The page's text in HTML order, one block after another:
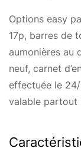
Options easy
17p, barres de
aumonières au
neuf, carnet
effectuée le
valable partout